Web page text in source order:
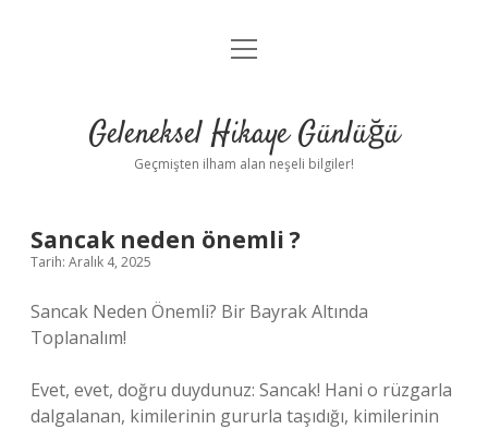
Anasayfa
Yasal Uyarı
menüyü
Geleneksel Hikaye Günlüğü
Geçmişten ilham alan neşeli bilgiler!
Sancak neden önemli ?
Tarih: Aralık 4, 2025
Sancak Neden Önemli? Bir Bayrak Altında
Toplanalım!
Evet, evet, doğru duydunuz: Sancak! Hani o rüzgarla
dalgalanan, kimilerinin gururla taşıdığı, kimilerinin